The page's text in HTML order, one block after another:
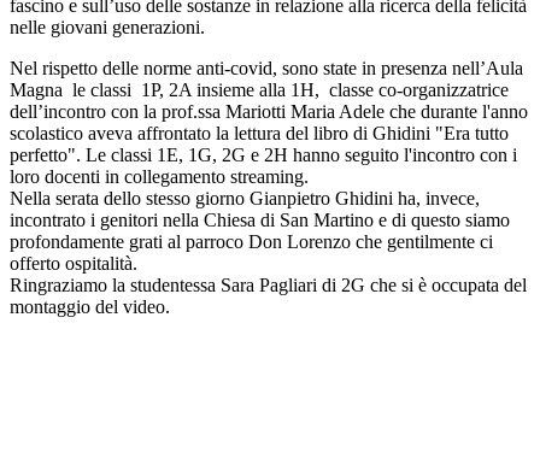
fascino e sull’uso delle sostanze in relazione alla ricerca della felicità
nelle giovani generazioni.
Nel rispetto delle norme anti-covid, sono state in presenza nell’Aula
Magna le classi 1P, 2A insieme alla 1H, classe co-organizzatrice
dell’incontro con la prof.ssa Mariotti Maria Adele che durante l'anno
scolastico aveva affrontato la lettura del libro di Ghidini "Era tutto
perfetto". Le classi 1E, 1G, 2G e 2H hanno seguito l'incontro con i
loro docenti in collegamento streaming.
Nella serata dello stesso giorno Gianpietro Ghidini ha, invece,
incontrato i genitori nella Chiesa di San Martino e di questo siamo
profondamente grati al parroco Don Lorenzo che gentilmente ci
offerto ospitalità.
Ringraziamo la studentessa Sara Pagliari di 2G che si è occupata del
montaggio del video.